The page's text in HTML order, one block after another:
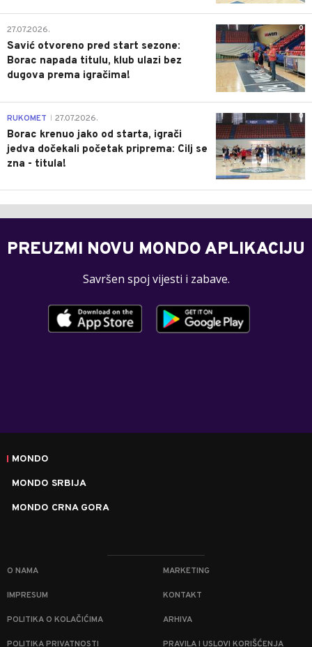
0
27.07.2026.
Savić otvoreno pred start sezone:
Borac napada titulu, klub ulazi bez
dugova prema igračima!
0
RUKOMET 27.07.2026.
Borac krenuo jako od starta, igrači
jedva dočekali početak priprema: Cilj se
zna - titula!
PREUZMI NOVU MONDO APLIKACIJU
Savršen spoj vijesti i zabave.
MONDO
MONDO SRBIJA
MONDO CRNA GORA
O NAMA MARKETING
IMPRESUM KONTAKT
POLITIKA O KOLAČIĆIMA ARHIVA
POLITIKA PRIVATNOSTI PRAVILA I USLOVI KORIŠĆENJA